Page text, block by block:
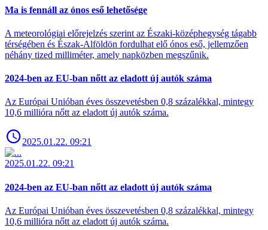
Ma is fennáll az ónos eső lehetősége
A meteorológiai előrejelzés szerint az Északi-középhegység tágabb
térségében és Észak-Alföldön fordulhat elő ónos eső, jellemzően
néhány tized milliméter, amely napközben megszűnik.
2024-ben az EU-ban nőtt az eladott új autók száma
Az Európai Unióban éves összevetésben 0,8 százalékkal, mintegy
10,6 millióra nőtt az eladott új autók száma.
2025.01.22. 09:21
2025.01.22. 09:21
2024-ben az EU-ban nőtt az eladott új autók száma
Az Európai Unióban éves összevetésben 0,8 százalékkal, mintegy
10,6 millióra nőtt az eladott új autók száma.